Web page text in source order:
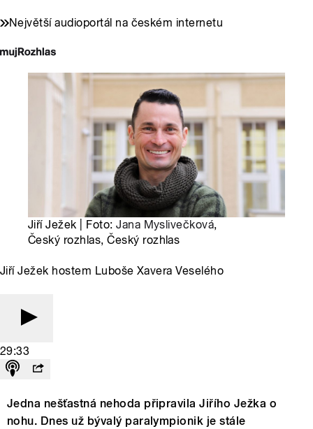
Největší audioportál na českém internetu
Jiří Ježek | Foto:Jana Myslivečková,
Český rozhlas, Český rozhlas
Jiří Ježek hostem Luboše Xavera Veselého
29:33
Jedna nešťastná nehoda připravila Jiřího Ježka o
nohu. Dnes už bývalý paralympionik je stále